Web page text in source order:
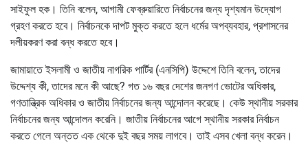
সাইফুল হক। তিনি বলেন, আগামী ফেব্রুয়ারিতে নির্বাচনের জন্য দৃশ্যমান উদ্যোগ
গ্রহণ করতে হবে। নির্বাচনকে দাপট মুক্ত করতে হলে ধর্মের অপব্যবহার, প্রশাসনের
দলীয়করণ করা বন্ধ করতে হবে।
জামায়াতে ইসলামী ও জাতীয় নাগরিক পার্টির (এনসিপি) উদ্দেশে তিনি বলেন, তাদের
উদ্দেশ্য কী, তাদের মনে কী আছে? গত ১৬ বছর দেশের জনগণ ভোটের অধিকার,
গণতান্ত্রিক অধিকার ও জাতীয় নির্বাচনের জন্য আন্দোলন করেছে। কেউ স্থানীয় সরকার
নির্বাচনের জন্য আন্দোলন করেনি। জাতীয় নির্বাচনের আগে স্থানীয় সরকার নির্বাচন
করতে গেলে অন্তত এক থেকে দুই বছর সময় লাগবে। তাই এসব খেলা বন্ধ করেন।